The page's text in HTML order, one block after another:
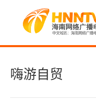
嗨游自贸